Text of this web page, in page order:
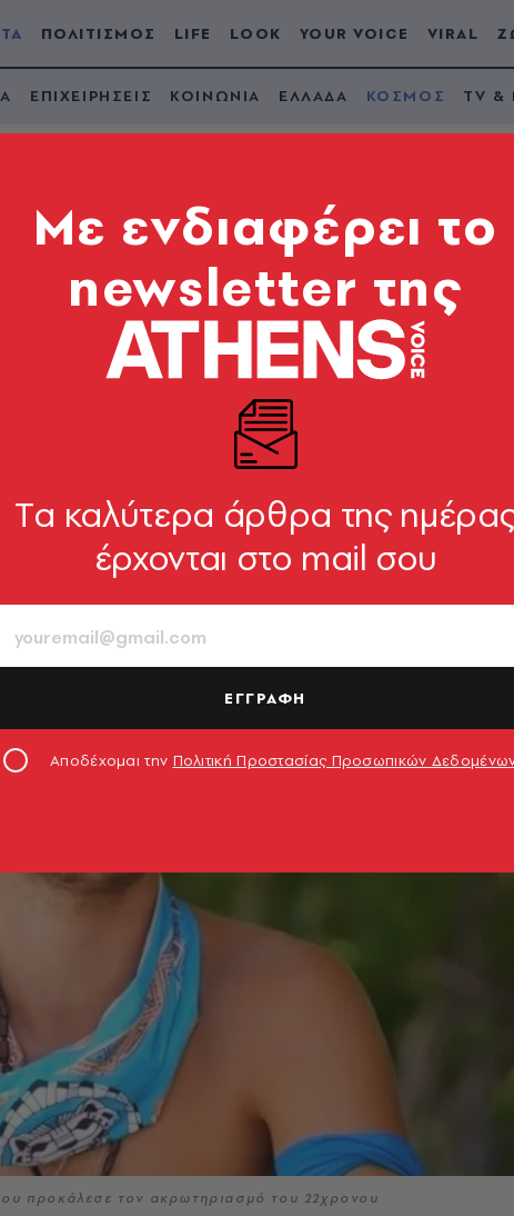
ΠΟΛΙΤΙΣΜΟΣ LIFE LOOK YOUR VOICE VIRAL
ΕΠΙΧΕΙΡΗΣΕΙΣ ΚΟΙΝΩΝΙΑ ΕΛΛΑΔΑ ΚΟΣΜΟΣ TV &
Φλώρος: Πώς
τον
κατάσταση
προκάλεσε τον ακρωτηριασμό του 22χρονου
Mε ενδιαφέρει το
newsletter της
Tα καλύτερα άρθρα της
έρχονται στο mail σου
ΕΓΓΡΑΦΗ
Αποδέχομαι την Πολιτική Προστασίας Προσωπικών